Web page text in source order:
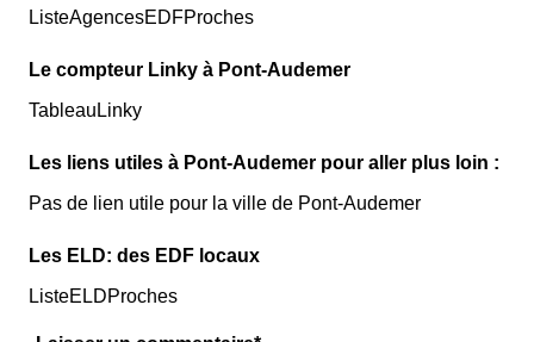
ListeAgencesEDFProches
Le compteur Linky à Pont-Audemer
TableauLinky
Les liens utiles à Pont-Audemer pour aller plus loin :
Pas de lien utile pour la ville de Pont-Audemer
Les ELD: des EDF locaux
ListeELDProches